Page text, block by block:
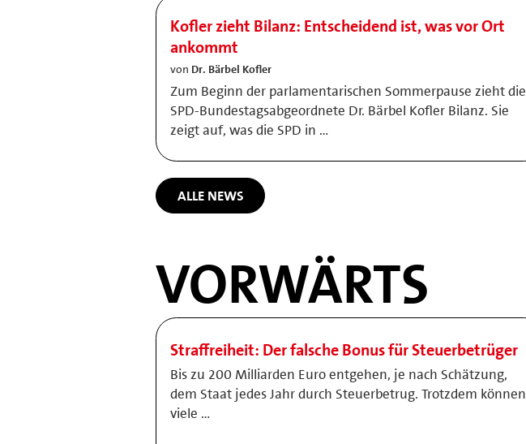
Kofler zieht Bilanz: Entscheidend ist, was vor Ort
ankommt
von Dr. Bärbel Kofler
Zum Beginn der parlamentarischen Sommerpause zieht die
SPD-Bundestagsabgeordnete Dr. Bärbel Kofler Bilanz. Sie
zeigt auf, was die SPD in …
ALLE NEWS
VORWÄRTS
Straffreiheit: Der falsche Bonus für Steuerbetrüger
Bis zu 200 Milliarden Euro entgehen, je nach Schätzung,
dem Staat jedes Jahr durch Steuerbetrug. Trotzdem können
viele …